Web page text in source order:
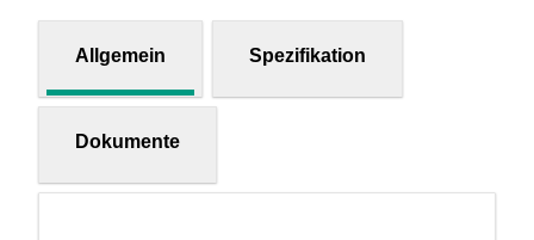
Allgemein Spezifikation
Dokumente